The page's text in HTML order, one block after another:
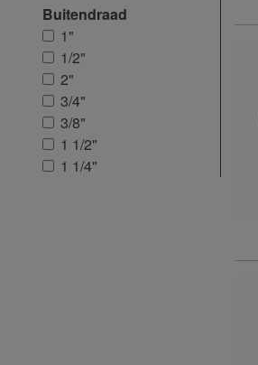
Buitendraad
1"
1/2"
2"
3/4"
3/8"
1 1/2"
1 1/4"